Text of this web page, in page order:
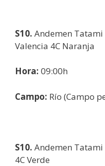
S10. Andemen Tatami
Valencia 4C Naranja
Hora: 09:00h
Campo: Río (Campo
S10. Andemen Tatami
4C Verde